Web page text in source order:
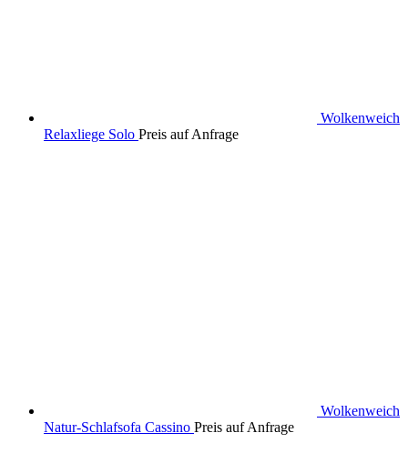
Wolkenweich
Relaxliege Solo Preis auf Anfrage
Wolkenweich
Natur-Schlafsofa Cassino Preis auf Anfrage